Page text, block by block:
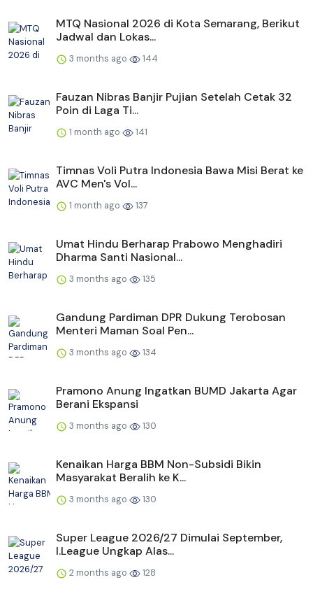
MTQ Nasional 2026 di Kota Semarang, Berikut
Jadwal dan Lokas...
3 months ago 144
Fauzan Nibras Banjir Pujian Setelah Cetak 32
Poin di Laga Ti...
1 month ago 141
Timnas Voli Putra Indonesia Bawa Misi Berat ke
AVC Men's Vol...
1 month ago 137
Umat Hindu Berharap Prabowo Menghadiri
Dharma Santi Nasional...
3 months ago 135
Gandung Pardiman DPR Dukung Terobosan
Menteri Maman Soal Pen...
3 months ago 134
Pramono Anung Ingatkan BUMD Jakarta Agar
Berani Ekspansi
3 months ago 130
Kenaikan Harga BBM Non-Subsidi Bikin
Masyarakat Beralih ke K...
3 months ago 130
Super League 2026/27 Dimulai September,
I.League Ungkap Alas...
2 months ago 128